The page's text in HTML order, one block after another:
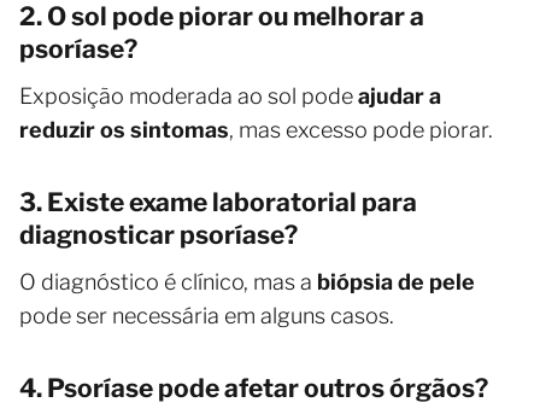
2. O sol pode piorar ou melhorar a
psoríase?
Exposição moderada ao sol podeajudar a
reduzir os sintomas, mas excesso pode piorar.
3. Existe exame laboratorial para
diagnosticar psoríase?
O diagnóstico é clínico, mas a biópsia de pele
pode ser necessária em alguns casos.
4. Psoríase pode afetar outros órgãos?